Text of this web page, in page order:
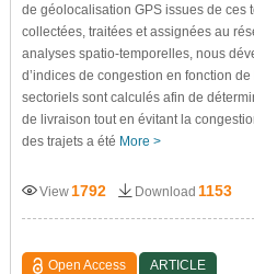
de géolocalisation GPS issues de ces
collectées, traitées et assignées au
analyses spatio-temporelles, nous
d’indices de congestion en fonction
sectoriels sont calculés afin de
de livraison tout en évitant la
des trajets a été More >
View 1792 Download 1153
Open Access ARTICLE